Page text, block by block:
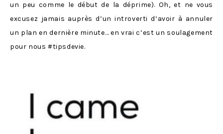
un peu comme le début de la déprime). Oh, et ne vous
excusez jamais auprès d’un introverti d’avoir à annuler
un plan en dernière minute… en vrai c’est un soulagement
pour nous #tipsdevie.